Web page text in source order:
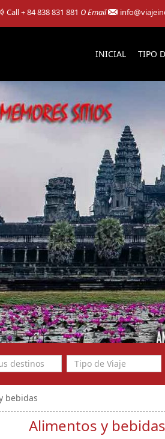
Call+ 84 838 831 881 O Email
INICIAL TIPO
bebidas
Alimentos y bebidas